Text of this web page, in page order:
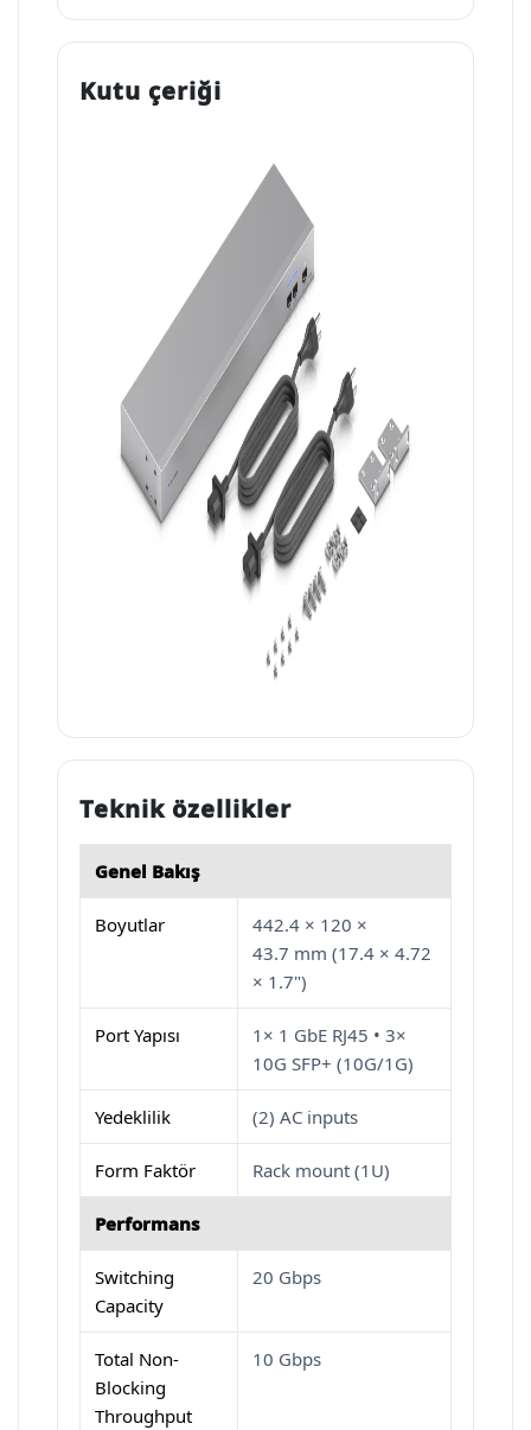
Kutu çeriği
Teknik özellikler
Genel Bakış
Boyutlar
442.4 × 120 ×
43.7 mm (17.4 × 4.72
× 1.7")
Port Yapısı
1× 1 GbE RJ45 • 3×
10G SFP+ (10G/1G)
Yedeklilik (2) AC inputs
Form Faktör Rack mount (1U)
Performans
Switching
Capacity
20 Gbps
Total Non-
Blocking
Throughput
10 Gbps